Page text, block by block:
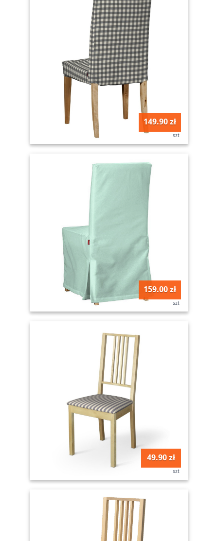
149.90 zł
szt
159.00 zł
szt
49.90 zł
szt